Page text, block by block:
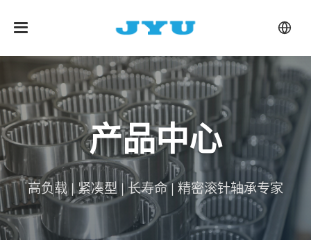
产品中心
高负载 | 紧凑型 | 长寿命 | 精密滚针轴承专家